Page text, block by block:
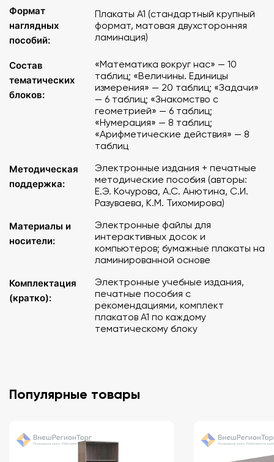
Кочурова, А.С. Анютина, С.И. Разуваева, К.М.
Комплект учебно-наглядных пособий формата А1 с
полноцветной печатью и матовой двухсторонней
ламинацией в количестве 20 таблиц.
III. Комплект "Задачи"в составе:
Электронное учебное издание с методическими
рекомендациями.
Учебное пособие "Задачи. Единицы измерения.
Кочурова, А.С. Анютина, С.И. Разуваева, К.М.
Тихомирова).
Комплект учебно-наглядных пособий формата А1 с
ламинацией в количестве 6 таблиц.
IV. Комплект "Знакомство с геометрией"в
Электронное учебное издание с методическими
рекомендациями.
Учебное пособие "Знакомство с геометрией.
Единицы измерения. Методические рекомендации"
полноцветной печатью и матовой двухсторонней
ламинацией в количестве 6 таблиц.
V. Комплект "Нумерация"
Формат
наглядных
пособий:
Плакаты A1 (стандартный крупный
формат, матовая двухсторонняя
ламинация)
Состав
тематических
блоков:
«Математика вокруг нас» — 10
таблиц; «Величины. Единицы
измерения» — 20 таблиц; «Задачи»
— 6 таблиц; «Знакомство с
геометрией» — 6 таблиц;
«Нумерация» — 8 таблиц;
«Арифметические действия» — 8
таблиц
Методическая
поддержка:
Электронные издания + печатные
методические пособия (авторы:
Е.Э. Кочурова, А.С. Анютина, С.И.
Разуваева, К.М. Тихомирова)
Материалы и
носители:
Электронные файлы для
интерактивных досок и
компьютеров; бумажные плакаты на
ламинированной основе
Комплектация
(кратко):
Электронные учебные издания,
печатные пособия с
рекомендациями, комплект
плакатов A1 по каждому
тематическому блоку
Популярные товары